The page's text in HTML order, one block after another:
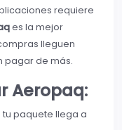
requiere
es la mejor
lleguen
pagar de más.
Aeropaq:
paquete llega a